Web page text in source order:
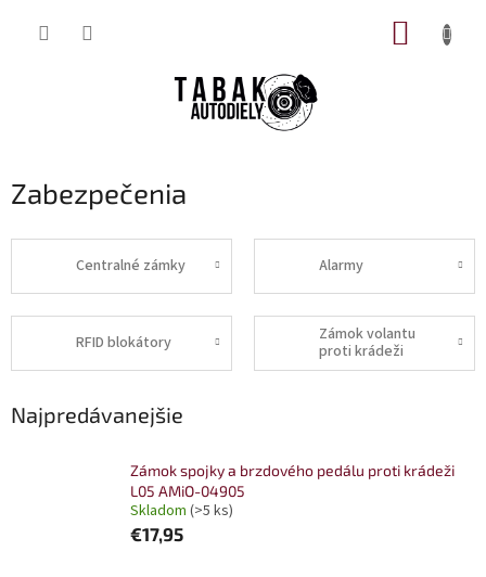
Zabezpečenia
Centralné zámky Alarmy
RFID blokátory
Zámok volantu
proti krádeži
Najpredávanejšie
Zámok spojky a brzdového pedálu proti krádeži
L05 AMiO-04905
Skladom (>5 ks)
€17,95